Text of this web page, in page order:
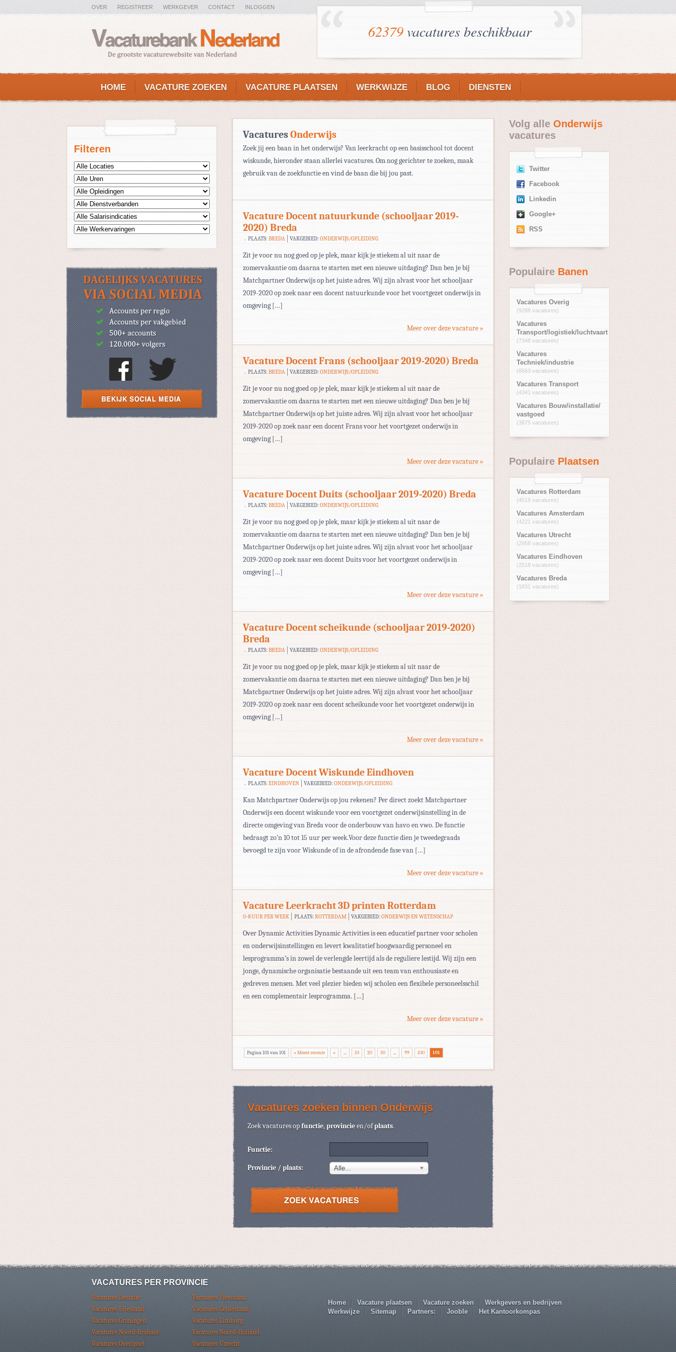
OVER REGISTREER WERKGEVER CONTACT INLOGGEN
62379vacatures beschikbaar
HOME VACATURE ZOEKEN VACATURE PLAATSEN WERKWIJZE BLOG DIENSTEN
Filteren
VacaturesOnderwijs
Zoek jij een baan in het onderwijs? Van leerkracht op een basisschool tot docent
wiskunde, hieronder staan allerlei vacatures. Om nog gerichter te zoeken, maak
gebruik van de zoekfunctie en vind de baan die bij jou past.
Vacature Docent natuurkunde (schooljaar 2019-
2020) Breda
PLAATS: BREDA VAKGEBIED:ONDERWIJS/OPLEIDING
Zit je voor nu nog goed op je plek, maar kijk je stiekem al uit naar de
zomervakantie om daarna te starten met een nieuwe uitdaging? Dan ben je bij
Matchpartner Onderwijs op het juiste adres. Wij zijn alvast voor het schooljaar
2019-2020 op zoek naar een docent natuurkunde voor het voortgezet onderwijs in
omgeving […]
Meer over deze vacature »
Vacature Docent Frans (schooljaar 2019-2020) Breda
PLAATS: BREDA VAKGEBIED:ONDERWIJS/OPLEIDING
Zit je voor nu nog goed op je plek, maar kijk je stiekem al uit naar de
zomervakantie om daarna te starten met een nieuwe uitdaging? Dan ben je bij
Matchpartner Onderwijs op het juiste adres. Wij zijn alvast voor het schooljaar
2019-2020 op zoek naar een docent Frans voor het voortgezet onderwijs in
omgeving […]
Meer over deze vacature »
Vacature Docent Duits (schooljaar 2019-2020) Breda
PLAATS: BREDA VAKGEBIED:ONDERWIJS/OPLEIDING
Zit je voor nu nog goed op je plek, maar kijk je stiekem al uit naar de
zomervakantie om daarna te starten met een nieuwe uitdaging? Dan ben je bij
Matchpartner Onderwijs op het juiste adres. Wij zijn alvast voor het schooljaar
2019-2020 op zoek naar een docent Duits voor het voortgezet onderwijs in
omgeving […]
Meer over deze vacature »
Vacature Docent scheikunde (schooljaar 2019-2020)
Breda
PLAATS: BREDA VAKGEBIED:ONDERWIJS/OPLEIDING
Zit je voor nu nog goed op je plek, maar kijk je stiekem al uit naar de
zomervakantie om daarna te starten met een nieuwe uitdaging? Dan ben je bij
Matchpartner Onderwijs op het juiste adres. Wij zijn alvast voor het schooljaar
2019-2020 op zoek naar een docent scheikunde voor het voortgezet onderwijs in
omgeving […]
Meer over deze vacature »
Vacature Docent Wiskunde Eindhoven
PLAATS: EINDHOVEN VAKGEBIED:ONDERWIJS/OPLEIDING
Kan Matchpartner Onderwijs op jou rekenen? Per direct zoekt Matchpartner
Onderwijs een docent wiskunde voor een voortgezet onderwijsinstelling in de
directe omgeving van Breda voor de onderbouw van havo en vwo. De functie
bedraagt zo’n 10 tot 15 uur per week.Voor deze functie dien je tweedegraads
bevoegd te zijn voor Wiskunde of in de afrondende fase van […]
Meer over deze vacature »
Vacature Leerkracht 3D printen Rotterdam
0-8 UUR PER WEEK PLAATS: ROTTERDAM VAKGEBIED:ONDERWIJS EN WETENSCHAP
Over Dynamic Activities Dynamic Activities is een educatief partner voor scholen
en onderwijsinstellingen en levert kwalitatief hoogwaardig personeel en
lesprogramma’s in zowel de verlengde leertijd als de reguliere lestijd. Wij zijn een
jonge, dynamische organisatie bestaande uit een team van enthousiaste en
gedreven mensen. Met veel plezier bieden wij scholen een flexibele personeelsschil
en een complementair lesprogramma. […]
Meer over deze vacature »
Pagina 101 van 101 « Meest recente « ... 10 20 30 ... 99 100 101
Vacatures zoeken binnen Onderwijs
Zoek vacatures opfunctie,provincieen/ofplaats.
Functie:
Provincie / plaats: Alle...
Volg alleOnderwijs
vacatures
Twitter
Facebook
Linkedin
Google+
RSS
PopulaireBanen
Vacatures Overig
(9288 vacatures)
Vacatures
Transport/logistiek/luchtvaart
(7348 vacatures)
Vacatures
Techniek/industrie
(6563 vacatures)
Vacatures Transport
(4341 vacatures)
Vacatures Bouw/installatie/
vastgoed
(3875 vacatures)
Populaire Plaatsen
Vacatures Rotterdam
(4519 vacatures)
Vacatures Amsterdam
(4221 vacatures)
Vacatures Utrecht
(2958 vacatures)
Vacatures Eindhoven
(2518 vacatures)
Vacatures Breda
(1831 vacatures)
VACATURES PER PROVINCIE
Vacatures Drenthe
Vacatures Flevoland
Vacatures Friesland
Vacatures Gelderland
Vacatures Groningen
Vacatures Limburg
Vacatures Noord-Brabant
Vacatures Noord-Holland
Vacatures Overijssel
Vacatures Utrecht
Home Vacature plaatsen Vacature zoeken
Werkgevers en bedrijven
Werkwijze
Sitemap Partners: Jooble Het Kantoorkompas